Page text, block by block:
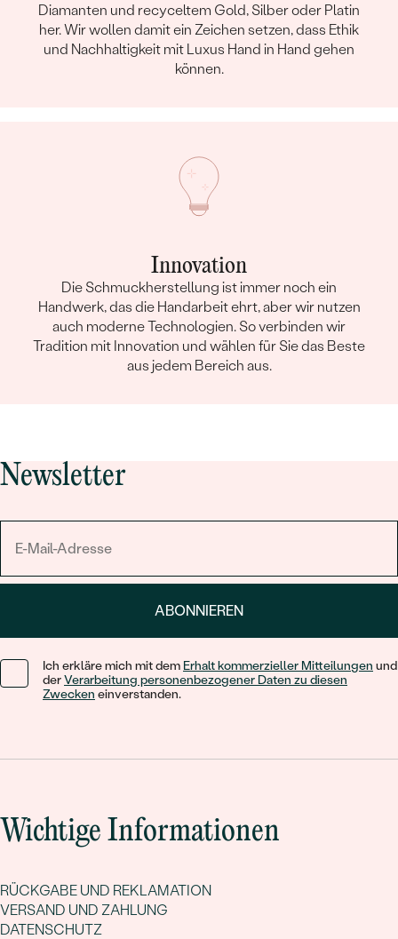
Diamanten und recyceltem Gold, Silber oder Platin
her. Wir wollen damit ein Zeichen setzen, dass Ethik
und Nachhaltigkeit mit Luxus Hand in Hand gehen
können.
Innovation
Die Schmuckherstellung ist immer noch ein
Handwerk, das die Handarbeit ehrt, aber wir nutzen
auch moderne Technologien. So verbinden wir
Tradition mit Innovation und wählen für Sie das Beste
aus jedem Bereich aus.
Newsletter
ABONNIEREN
Ich erkläre mich mit dem Erhalt kommerzieller Mitteilungen und
derVerarbeitung personenbezogener Daten zu diesen
Zwecken einverstanden.
Wichtige Informationen
RÜCKGABE UND REKLAMATION
VERSAND UND ZAHLUNG
DATENSCHUTZ